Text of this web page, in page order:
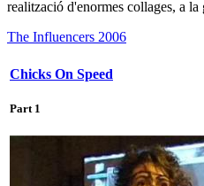
realització d'enormes collages, a
The Influencers 2006
Chicks On Speed
Part 1